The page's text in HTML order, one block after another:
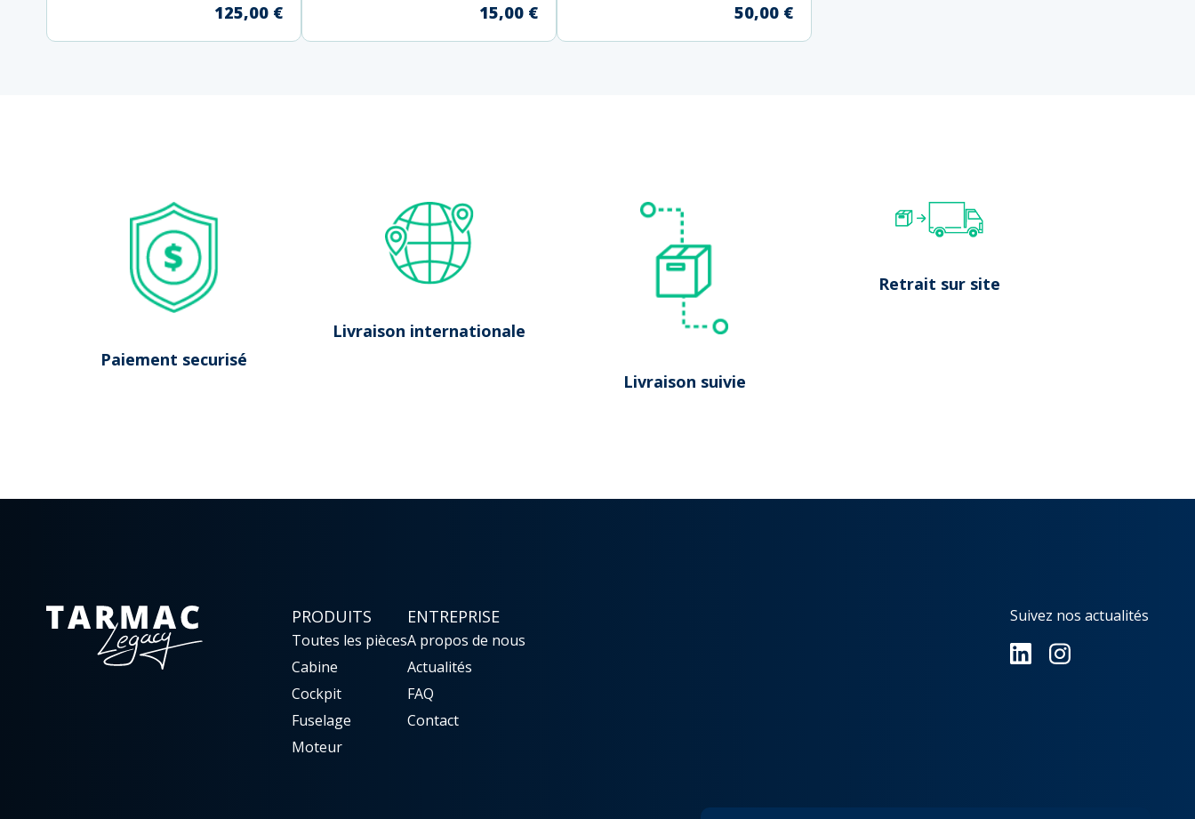
125,00 € 15,00 € 50,00 €
Paiement securisé
Livraison internationale
Livraison suivie
Retrait sur site
PRODUITS
Toutes les pièces
Cabine
Cockpit
Fuselage
Moteur
ENTREPRISE
A propos de nous
Actualités
FAQ
Contact
Suivez nos actualités